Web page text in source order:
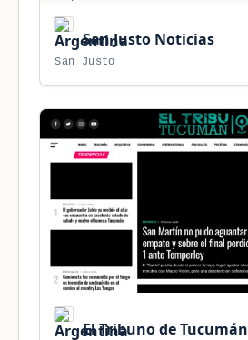
San Justo Noticias
San Justo
El Tribuno de Tucumán